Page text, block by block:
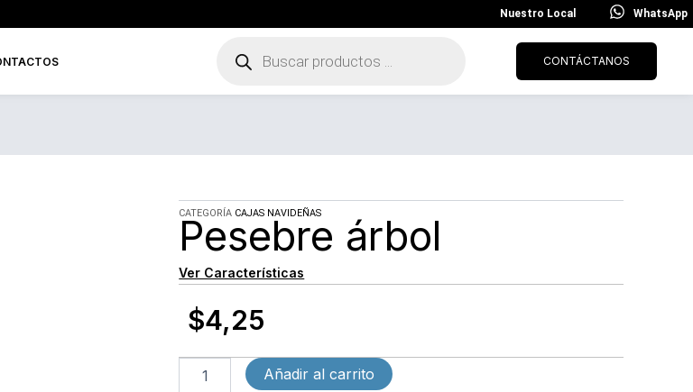
Nuestro Local WhatsApp
productos
CONTÁCTANOS
CATEGORÍA CAJAS NAVIDEÑAS
Pesebre árbol
Ver Características
$4,25
árbol
Añadir al carrito